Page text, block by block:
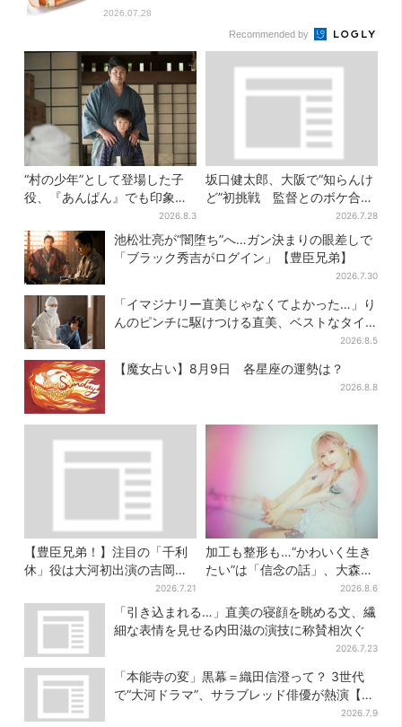
2026.07.28
Recommended by
“村の少年”として登場した子
役、『あんぱん』でも印象的
だった…視聴者驚き「どうり
で演技上手だと」
2026.8.3
坂口健太郎、大阪で“知らんけ
ど”初挑戦 監督とのボケ合戦
2026.7.28
池松壮亮が“闇堕ち”へ…ガン決まりの眼差しで
「ブラック秀吉がログイン」【豊臣兄弟】
2026.7.30
「イマジナリー直美じゃなくてよかった…」り
んのピンチに駆けつける直美、ベストなタイ
2026.8.5
【魔女占い】8月9日 各星座の運勢は？
2026.8.8
【豊臣兄弟！】注目の「千利
休」役は大河初出演の吉岡秀
2026.7.21
加工も整形も…“かわいく生き
たい”は「信念の話」、大森靖
2026.8.6
「引き込まれる…」直美の寝顔を眺める文、繊
細な表情を見せる内田滋の演技に称賛相次ぐ
2026.7.23
「本能寺の変」黒幕＝織田信澄って？ 3世代
で“大河ドラマ”、サラブレッド俳優が熱演【豊
2026.7.9